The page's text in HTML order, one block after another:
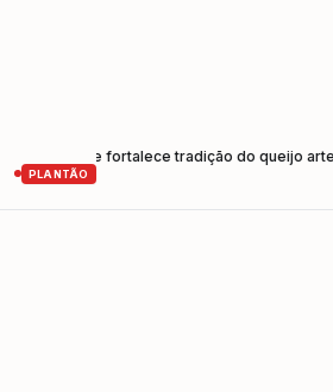
PLANTÃO
e fortalece tradição do queijo artesanal